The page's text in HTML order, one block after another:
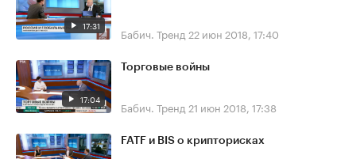
17:31 Бабич. Тренд 22 июн 2018, 17:40
17:04
Торговые войны
Бабич. Тренд 21 июн 2018, 17:38
FATF и BIS о крипторисках